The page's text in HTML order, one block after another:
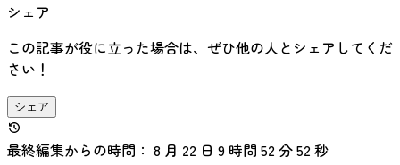
シェア
この記事が役に立った場合は、ぜひ他の人とシェアしてくだ
さい！
シェア
最終編集からの時間： 8 月 22 日 9 時間 52 分 53 秒